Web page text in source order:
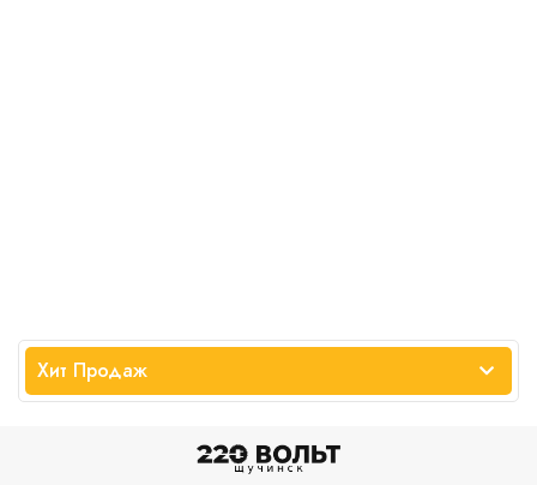
Хит Продаж